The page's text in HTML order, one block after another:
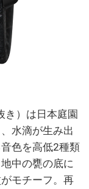
き）は日本庭園
水滴が生み出
色を高低2種類
中の甕の底に
モチーフ。再